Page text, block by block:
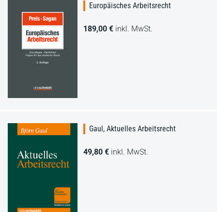
Europäisches Arbeitsrecht
189,00 € inkl. MwSt.
Gaul, Aktuelles Arbeitsrecht
49,80 € inkl. MwSt.